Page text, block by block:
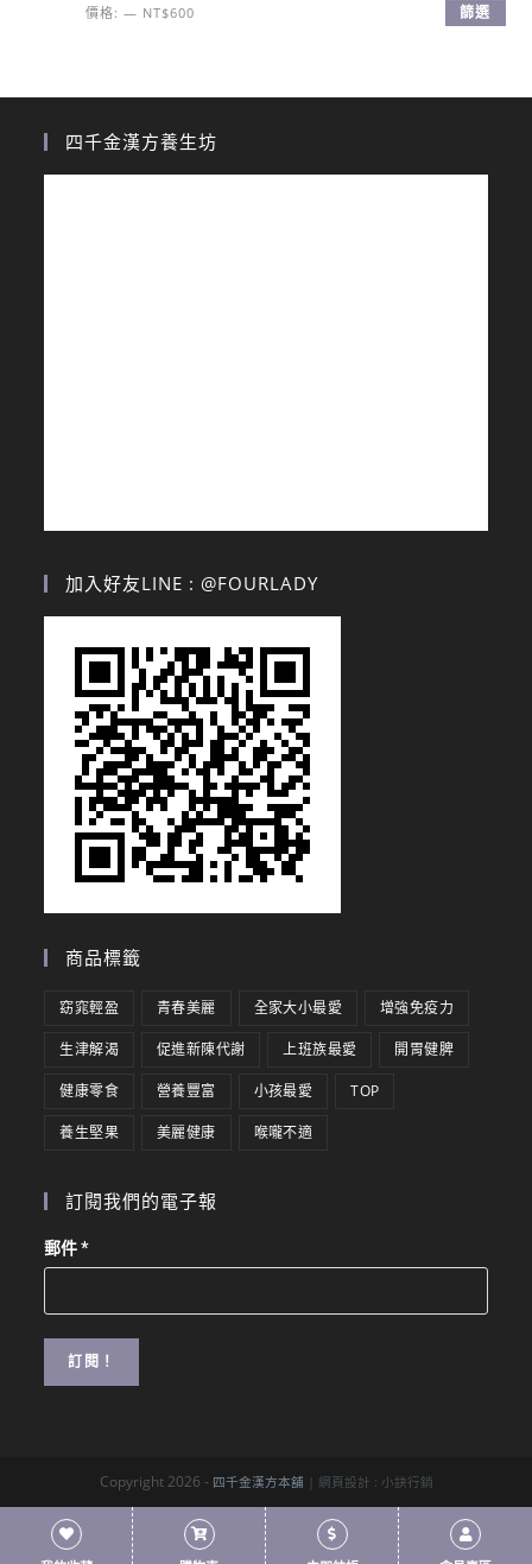
篩選
價格:— NT$600
四千金漢方養生坊
加入好友LINE : @FOURLADY
商品標籤
窈窕輕盈 青春美麗 全家大小最愛 增強免疫力
生津解渴 促進新陳代謝 上班族最愛 開胃健脾
健康零食 營養豐富 小孩最愛 TOP
養生堅果 美麗健康 喉嚨不適
訂閱我們的電子報
郵件*
Copyright 2026 - 四千金漢方本舖 | 網頁設計 : 小訣行銷